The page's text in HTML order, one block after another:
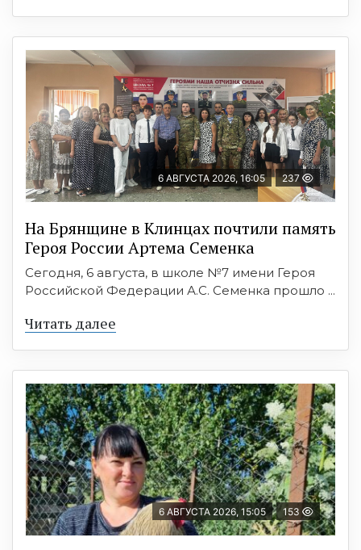
6 АВГУСТА 2026, 16:05 237
На Брянщине в Клинцах почтили память
Героя России Артема Семенка
Сегодня, 6 августа, в школе №7 имени Героя
Российской Федерации А.С. Семенка прошло ...
Читать далее
6 АВГУСТА 2026, 15:05 153